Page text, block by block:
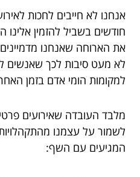
אנחנו לא חייבים לחכות
חודשים בשביל להזמין
את הארוחה שאנחנו
לא מעט סיבות לכך שאנשים
למקומות הומי אדם בזמן
מלבד העובדה שאירועים
לשמור על עצמנו
המגיעים עם השף: